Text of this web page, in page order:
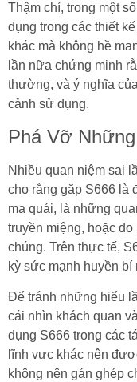
Thậm chí, trong một
dụng trong các thiết
khác mà không hề
lần nữa chứng minh
thường, và ý nghĩa
cảnh sử dụng.
Phá Vỡ
Nhiều quan niệm sai
cho rằng gặp S666 là
ma quái, là những
truyền miệng, hoặc
chúng. Trên thực tế,
kỳ sức mạnh huyền bí
Để tránh những hiểu
cái nhìn khách quan
dụng S666 trong các
lĩnh vực khác nên
không nên gán ghép